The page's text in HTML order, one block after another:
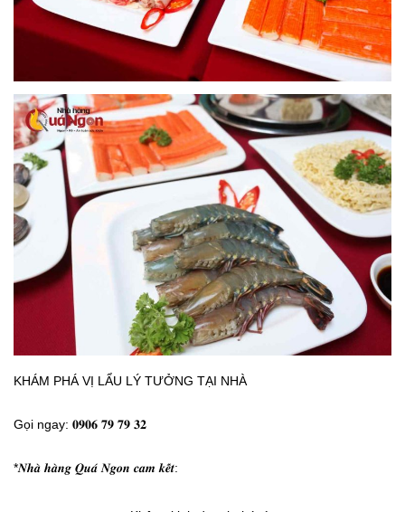
KHÁM PHÁ VỊ LẨU LÝ TƯỞNG TẠI NHÀ
Gọi ngay: 𝟎𝟗𝟎𝟔 𝟕𝟗 𝟕𝟗 𝟑𝟐
*𝑵𝒉𝒂̀ 𝒉𝒂̀𝒏𝒈 𝑸𝒖𝒂́ 𝑵𝒈𝒐𝒏 𝒄𝒂𝒎 𝒌𝒆̂́𝒕: